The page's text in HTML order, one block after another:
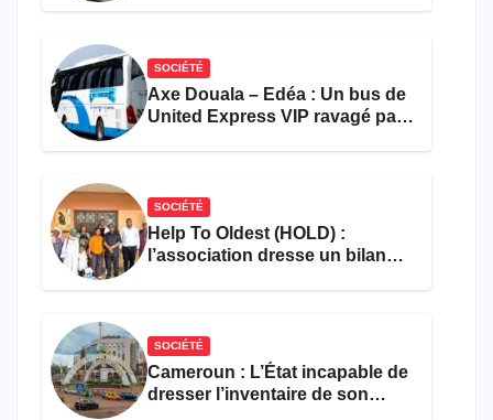
SOCIÉTÉ
Axe Douala – Edéa : Un bus de
United Express VIP ravagé par
SOCIÉTÉ
Help To Oldest (HOLD) :
l’association dresse un bilan
SOCIÉTÉ
Cameroun : L’État incapable de
dresser l’inventaire de son